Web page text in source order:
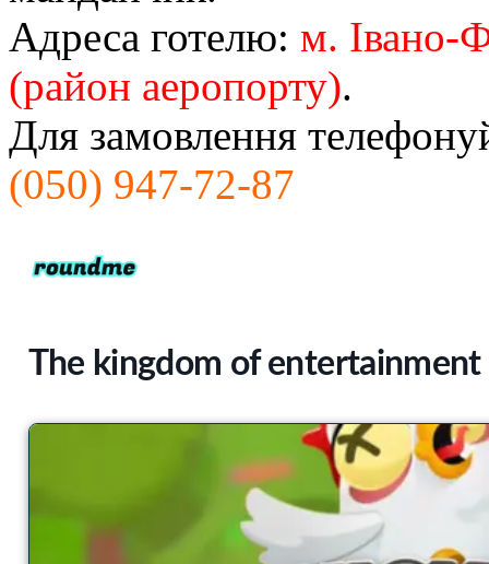
Адреса готелю: м. Івано-
(район аеропорту).
Для замовлення
(050) 947-72-87